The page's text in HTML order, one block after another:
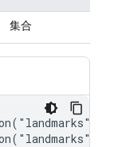
集合